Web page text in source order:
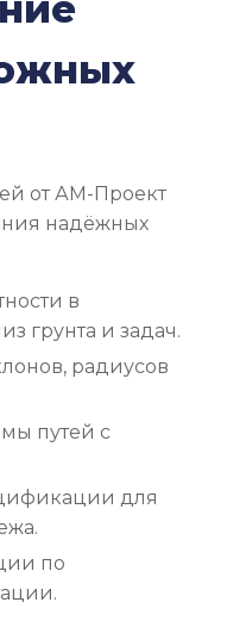
от АМ-Проект
надёжных
в
грунта и задач.
радиусов
путей с
для
по